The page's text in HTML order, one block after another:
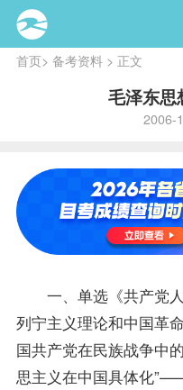
首页> 备考资料> 正文
毛泽东思
2006-
一、单选《共产党人
列宁主义理论和中国革
国共产党在民族战争中
思主义在中国具体化